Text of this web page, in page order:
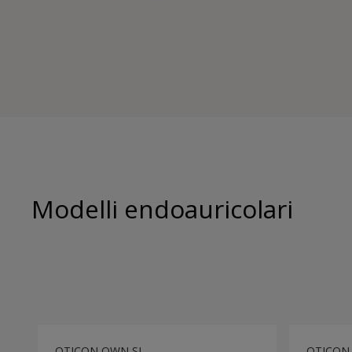
Modelli endoauricolari